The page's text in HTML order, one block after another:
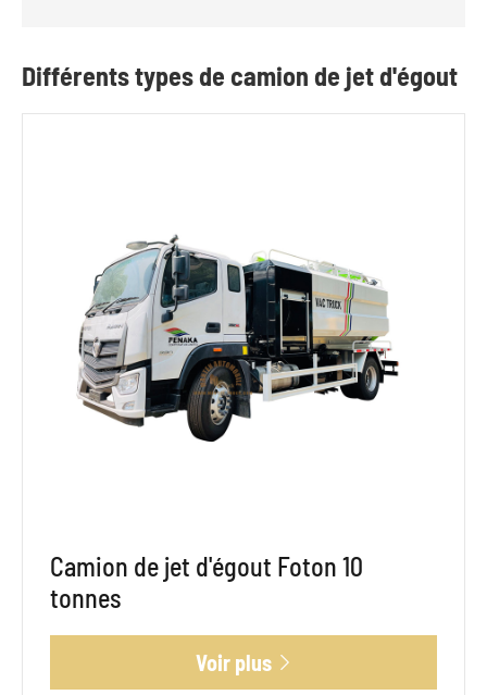
Différents types de camion de jet d'égout
Camion de jet d'égout Foton 10
tonnes
Voir plus 